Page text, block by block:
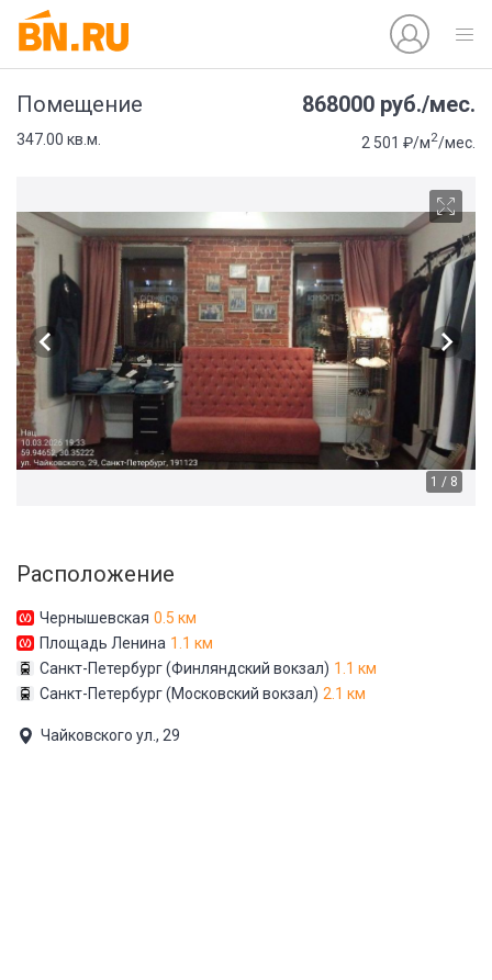
Помещение 868000 руб./мес.
347.00 кв.м. 2 501 ₽/м2/мес.
1 / 8
Расположение
Чернышевская 0.5 км
Площадь Ленина 1.1 км
Санкт-Петербург (Финляндский вокзал) 1.1 км
Санкт-Петербург (Московский вокзал) 2.1 км
Чайковского ул., 29